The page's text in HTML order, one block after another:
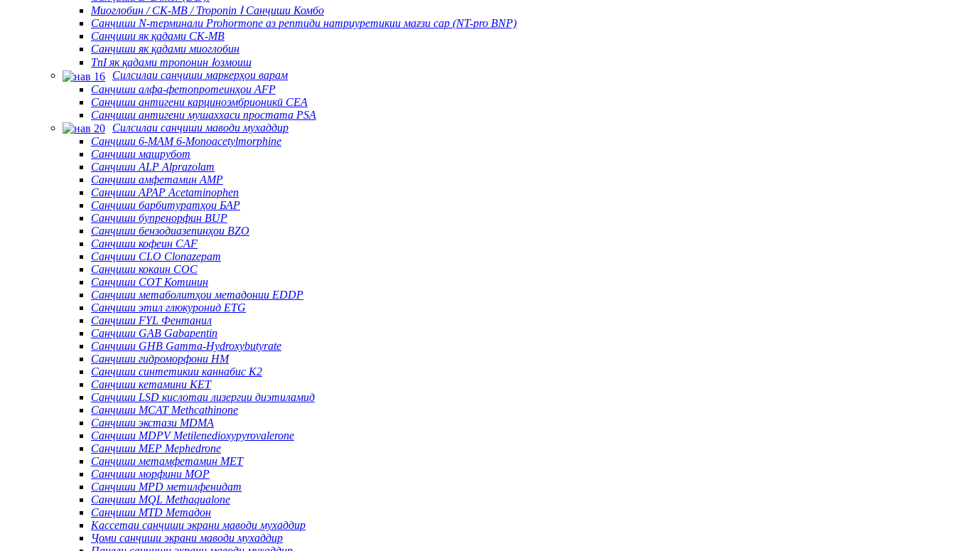
Миоглобин / CK-MB / Troponin Ⅰ Санҷиши Комбо
Санҷиши N-терминали Prohormone аз рептиди натриуретикии мағзи сар (NT-pro BNP)
Санҷиши як қадами CK-MB
Санҷиши як қадами миоглобин
TnI як қадами тропонин Ⅰозмоиш
Силсилаи санҷиши маркерҳои варам
Санҷиши алфа-фетопротеинҳои AFP
Санҷиши антигени карциноэмбрионикӣ CEA
Санҷиши антигени мушаххаси простата PSA
Силсилаи санҷиши маводи мухаддир
Санҷиши 6-MAM 6-Monoacetylmorphine
Санҷиши машрубот
Санҷиши ALP Alprazolam
Санҷиши амфетамин AMP
Санҷиши APAP Acetaminophen
Санҷиши барбитуратҳои БАР
Санҷиши бупренорфин BUP
Санҷиши бензодиазепинҳои BZO
Санҷиши кофеин CAF
Санҷиши CLO Clonazepam
Санҷиши кокаин COC
Санҷиши COT Котинин
Санҷиши метаболитҳои метадонии EDDP
Санҷиши этил глюкуронид ETG
Санҷиши FYL Фентанил
Санҷиши GAB Gabapentin
Санҷиши GHB Gamma-Hydroxybutyrate
Санҷиши гидроморфони HM
Санҷиши синтетикии каннабис K2
Санҷиши кетамини KET
Санҷиши LSD кислотаи лизергии диэтиламид
Санҷиши MCAT Methcathinone
Санҷиши экстази MDMA
Санҷиши MDPV Metilenedioxypyrovalerone
Санҷиши MEP Mephedrone
Санҷиши метамфетамин MET
Санҷиши морфини MOP
Санҷиши MPD метилфенидат
Санҷиши MQL Methaqualone
Санҷиши MTD Метадон
Кассетаи санҷиши экрани маводи мухаддир
Ҷоми санҷиши экрани маводи мухаддир